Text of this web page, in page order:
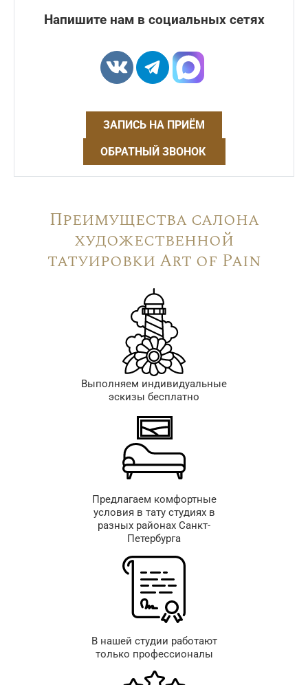
Напишите нам в социальных сетях
ЗАПИСЬ НА ПРИЁМ
ОБРАТНЫЙ ЗВОНОК
Преимущества салона
художественной
татуировки Art of Pain
Выполняем индивидуальные
эскизы бесплатно
Предлагаем комфортные
условия в тату студиях в
разных районах Санкт-
Петербурга
В нашей студии работают
только профессионалы